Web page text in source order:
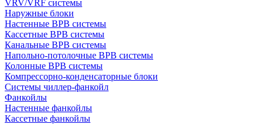
VRV/VRF системы
Наружные блоки
Настенные ВРВ системы
Кассетные ВРВ системы
Канальные ВРВ системы
Напольно-потолочные ВРВ системы
Колонные ВРВ системы
Компрессорно-конденсаторные блоки
Системы чиллер-фанкойл
Фанкойлы
Настенные фанкойлы
Кассетные фанкойлы